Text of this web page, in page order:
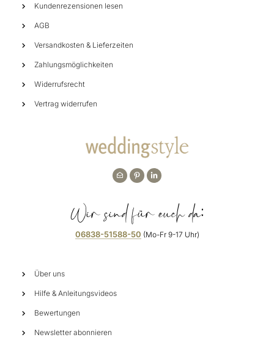
Kundenrezensionen lesen
AGB
Versandkosten & Lieferzeiten
Zahlungsmöglichkeiten
Widerrufsrecht
Vertrag widerrufen
Wir sind für euch da:
06838-51588-50 (Mo-Fr 9-17 Uhr)
Über uns
Hilfe & Anleitungsvideos
Bewertungen
Newsletter abonnieren